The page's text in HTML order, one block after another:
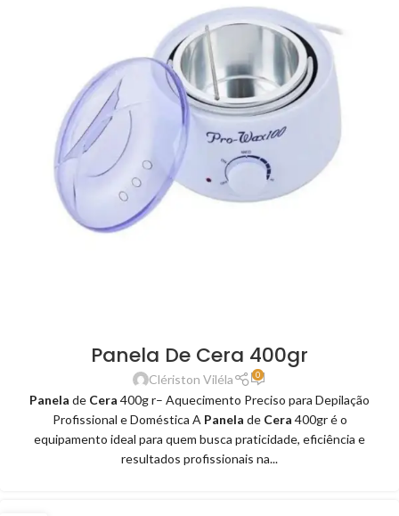
Panela De Cera 400gr
Clériston Viléla 0
Panela de Cera 400g r– Aquecimento Preciso para Depilação
Profissional e Doméstica A Panela de Cera 400gr é o
equipamento ideal para quem busca praticidade, eficiência e
resultados profissionais na...